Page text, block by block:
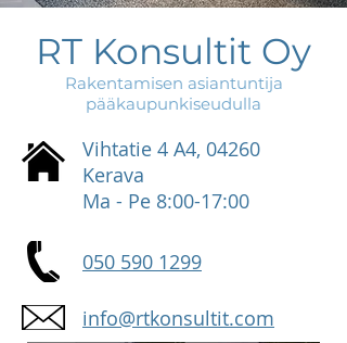
RT Konsultit Oy
Rakentamisen asiantuntija
pääkaupunkiseudulla
Vihtatie 4 A4, 04260
Kerava
Ma - Pe 8:00-17:00
050 590 1299
info@rtkonsultit.com